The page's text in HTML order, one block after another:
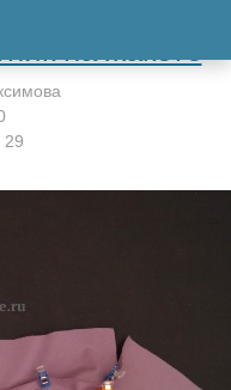
классу
на жакете
29